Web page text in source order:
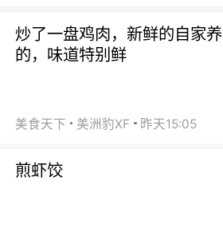
炒了一盘鸡肉，新鲜的自家养
的，味道特别鲜
美食天下 美洲豹XF 昨天15:05
煎虾饺